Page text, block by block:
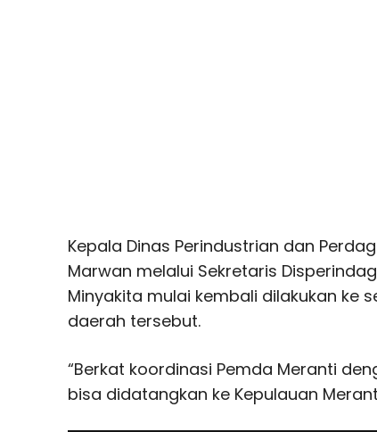
Kepala Dinas Perindustrian dan
Marwan melalui Sekretaris
Minyakita mulai kembali dilakukan ke
daerah tersebut.
“Berkat koordinasi Pemda Meranti
bisa didatangkan ke Kepulauan